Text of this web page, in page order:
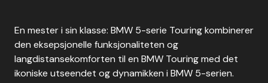
En mester i sin klasse: BMW 5-serie Touring kombinerer
den eksepsjonelle funksjonaliteten og
langdistansekomforten til en BMW Touring med det
ikoniske utseendet og dynamikken i BMW 5-serien.